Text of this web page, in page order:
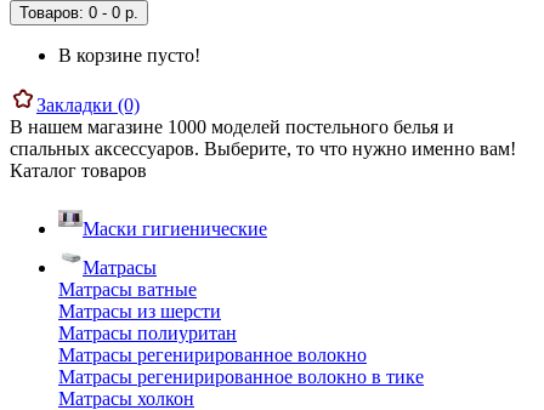
Товаров: 0 - 0 р.
В корзине пусто!
Закладки (0)
В нашем магазине 1000 моделей постельного белья и
спальных аксессуаров. Выберите, то что нужно именно вам!
Каталог товаров
Маски гигиенические
Матрасы
Матрасы ватные
Матрасы из шерсти
Матрасы полиуритан
Матрасы регенирированное волокно
Матрасы регенирированное волокно в тике
Матрасы холкон